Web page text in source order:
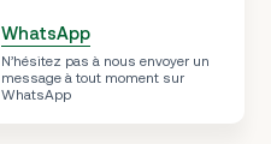
WhatsApp
N’hésitez pas à nous envoyer un
message à tout moment sur
WhatsApp